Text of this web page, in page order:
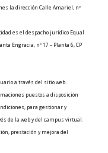
la dirección Calle Amariel, nº
es el despacho jurídico Equal
Engracia, nº 17 – Planta 6, CP
a través del sitio web.
puestos a disposición
para gestionar y
de la web y del campus virtual.
prestación y mejora del